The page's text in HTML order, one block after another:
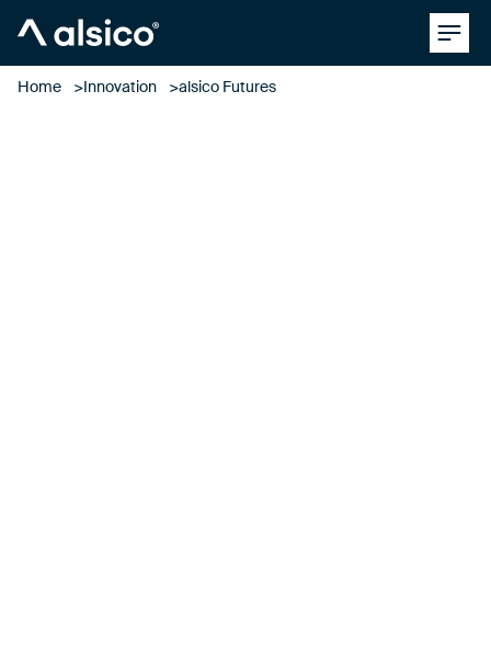
Home Innovation alsico Futures